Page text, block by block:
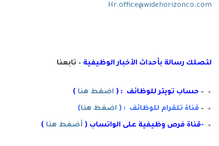
Hr.office@widehorizonco.com
لتصلك رسالة بأحداث الأخبار الوظيفية – تابعنا
– حساب تويتر للوظائف : ( اضغط هنا )
– قناة تلقرام للوظائف : ( اضغط هنا)
-قناة فرص وظيفية على الواتساب ( أضغط هنا )